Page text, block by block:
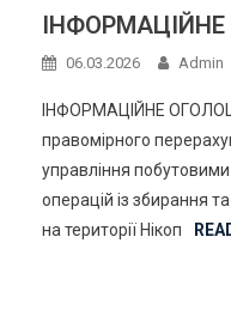
06.03.2026 Admin
ІНФОРМАЦІЙНЕ
правомірного
управління
операцій із збирання
на території Нікоп